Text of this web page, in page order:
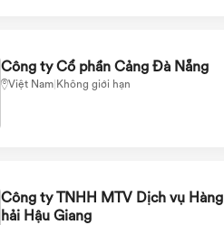
Công ty Cổ phần Cảng Đà Nẵng
Việt Nam|Không giới hạn
Công ty TNHH MTV Dịch vụ Hàng
hải Hậu Giang